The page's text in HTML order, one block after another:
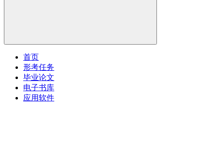
首页
形考任务
毕业论文
电子书库
应用软件